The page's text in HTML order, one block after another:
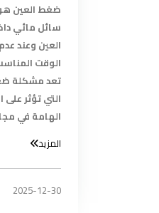
ضغط العين
سائل مائي
العين وعند
الوقت
تعد مشكلة
التي تؤثر
الهامة في
المزيد
2025-12-30